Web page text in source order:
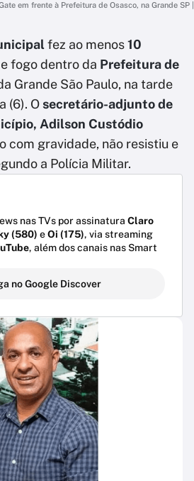
em frente à Prefeitura de Osasco, na Grande SP |
fez ao menos10
fogo dentro da Prefeitura de
Grande São Paulo, na tarde
(6). Osecretário-adjunto de
Adilson Custódio
com gravidade, não resistiu e
a Polícia Militar.
nas TVs por assinatura Claro
(580) eOi (175), via streaming
, além dos canais nas Smart
no Google Discover